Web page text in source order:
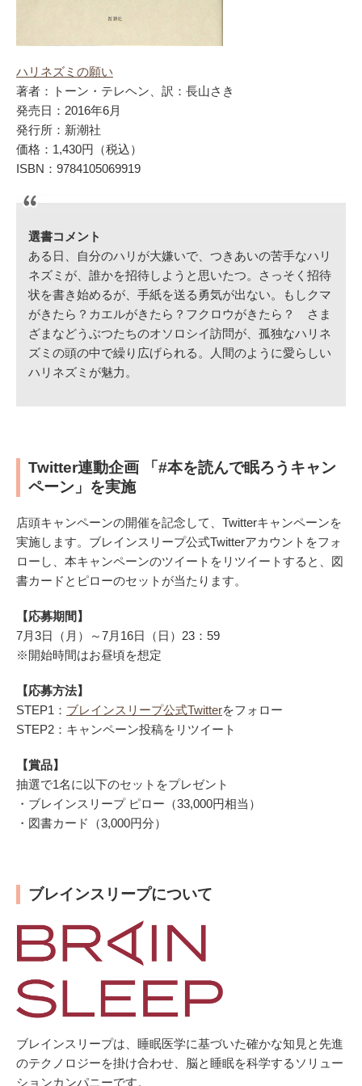
ハリネズミの願い
著者：トーン・テレヘン、訳：長山さき
発売日：2016年6月
発行所：新潮社
価格：1,430円（税込）
ISBN：9784105069919
選書コメント
ある日、自分のハリが大嫌いで、つきあいの苦手なハリ
ネズミが、誰かを招待しようと思いたつ。さっそく招待
状を書き始めるが、手紙を送る勇気が出ない。もしクマ
がきたら？カエルがきたら？フクロウがきたら？ さま
ざまなどうぶつたちのオソロシイ訪問が、孤独なハリネ
ズミの頭の中で繰り広げられる。人間のように愛らしい
ハリネズミが魅力。
Twitter連動企画 「#本を読んで眠ろうキャン
ペーン」を実施
店頭キャンペーンの開催を記念して、Twitterキャンペーンを
実施します。ブレインスリープ公式Twitterアカウントをフォ
ローし、本キャンペーンのツイートをリツイートすると、図
書カードとピローのセットが当たります。
【応募期間】
7月3日（月）～7月16日（日）23：59
※開始時間はお昼頃を想定
【応募方法】
STEP1： ブレインスリープ公式Twitterをフォロー
STEP2：キャンペーン投稿をリツイート
【賞品】
抽選で1名に以下のセットをプレゼント
・ブレインスリープ ピロー（33,000円相当）
・図書カード（3,000円分）
ブレインスリープについて
ブレインスリープは、睡眠医学に基づいた確かな知見と先進
のテクノロジーを掛け合わせ、脳と睡眠を科学するソリュー
ションカンパニーです。